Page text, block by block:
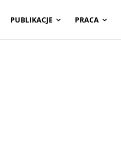
PUBLIKACJE PRACA